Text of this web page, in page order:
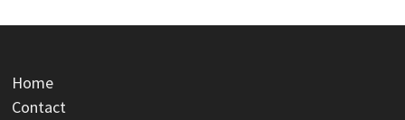
Home
Contact